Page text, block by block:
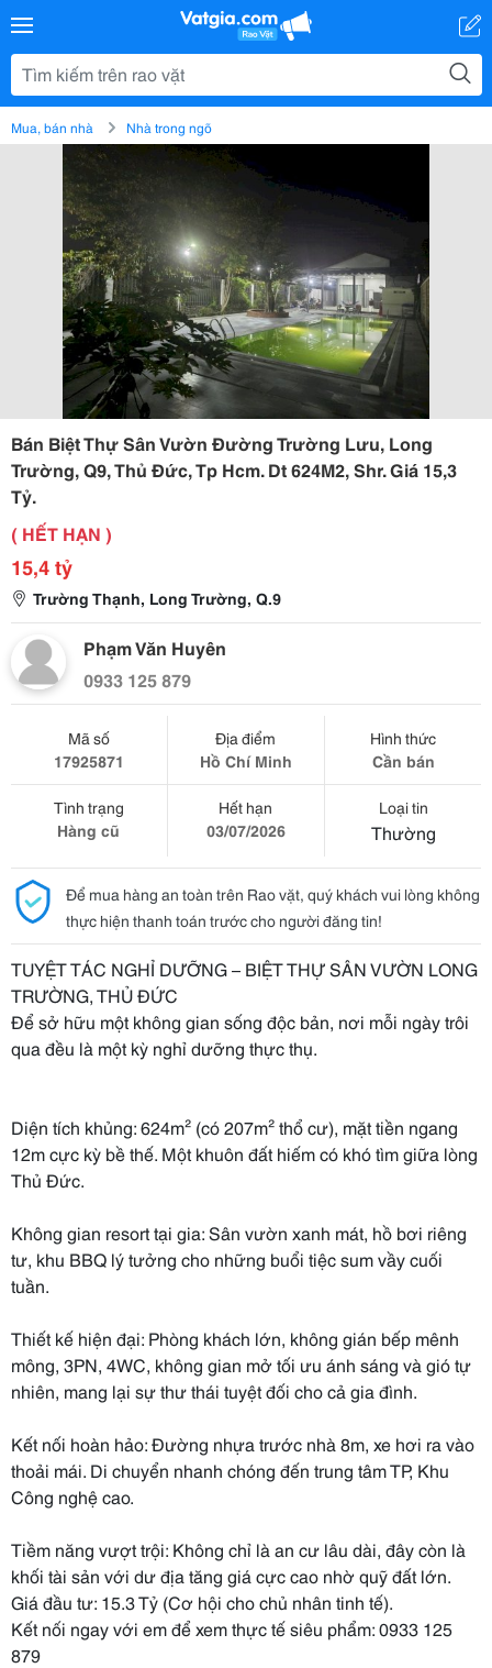
Mua, bán nhà Nhà trong ngõ
Bán Biệt Thự Sân Vườn Đường Trường Lưu, Long
Trường, Q9, Thủ Đức, Tp Hcm. Dt 624M2, Shr. Giá 15,3
Tỷ.
( HẾT HẠN )
15,4 tỷ
Trường Thạnh, Long Trường, Q.9
Phạm Văn Huyên
0933 125 879
Mã số
17925871
Địa điểm
Hồ Chí Minh
Hình thức
Cần bán
Tình trạng
Hàng cũ
Hết hạn
03/07/2026
Loại tin
Thường
Để mua hàng an toàn trên Rao vặt, quý khách vui lòng không
thực hiện thanh toán trước cho người đăng tin!
TUYỆT TÁC NGHỈ DƯỠNG – BIỆT THỰ SÂN VƯỜN LONG
TRƯỜNG, THỦ ĐỨC
Để sở hữu một không gian sống độc bản, nơi mỗi ngày trôi
qua đều là một kỳ nghỉ dưỡng thực thụ.
Diện tích khủng: 624m² (có 207m² thổ cư), mặt tiền ngang
12m cực kỳ bề thế. Một khuôn đất hiếm có khó tìm giữa lòng
Thủ Đức.
Không gian resort tại gia: Sân vườn xanh mát, hồ bơi riêng
tư, khu BBQ lý tưởng cho những buổi tiệc sum vầy cuối
tuần.
Thiết kế hiện đại: Phòng khách lớn, không gián bếp mênh
mông, 3PN, 4WC, không gian mở tối ưu ánh sáng và gió tự
nhiên, mang lại sự thư thái tuyệt đối cho cả gia đình.
Kết nối hoàn hảo: Đường nhựa trước nhà 8m, xe hơi ra vào
thoải mái. Di chuyển nhanh chóng đến trung tâm TP, Khu
Công nghệ cao.
Tiềm năng vượt trội: Không chỉ là an cư lâu dài, đây còn là
khối tài sản với dư địa tăng giá cực cao nhờ quỹ đất lớn.
Giá đầu tư: 15.3 Tỷ (Cơ hội cho chủ nhân tinh tế).
Kết nối ngay với em để xem thực tế siêu phẩm: 0933 125
879